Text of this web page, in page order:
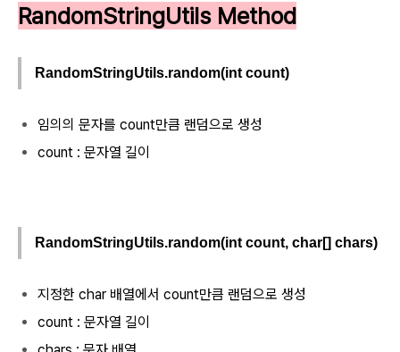
RandomStringUtils Method
RandomStringUtils.random(int count)
임의의 문자를 count만큼 랜덤으로 생성
count : 문자열 길이
RandomStringUtils.random(int count, char[] chars)
지정한 char 배열에서 count만큼 랜덤으로 생성
count : 문자열 길이